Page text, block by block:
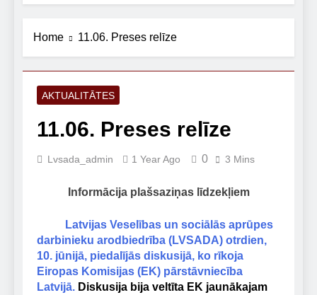
Home 11.06. Preses relīze
AKTUALITĀTES
11.06. Preses relīze
Lvsada_admin 1 Year Ago 0 3 Mins
Informācija plašsaziņas līdzekļiem
Latvijas Veselības un sociālās aprūpes
darbinieku arodbiedrība (LVSADA) otrdien,
10. jūnijā, piedalījās diskusijā, ko rīkoja
Eiropas Komisijas (EK) pārstāvniecība
Latvijā. Diskusija bija veltīta EK jaunākajam